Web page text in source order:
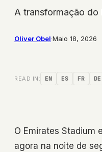
A transformação do
Oliver Obel·Maio 18, 2026
READ IN: EN ES FR DE
O Emirates Stadium
agora na noite de